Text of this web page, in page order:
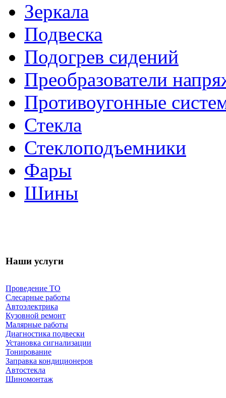
Зеркала
Подвеска
Подогрев сидений
Преобразователи
Противоугонные
Стекла
Стеклоподъемники
Фары
Шины
Наши услуги
Проведение ТО
Слесарные работы
Автоэлектрика
Кузовной ремонт
Малярные работы
Диагностика подвески
Установка сигнализации
Тонирование
Заправка кондиционеров
Автостекла
Шиномонтаж